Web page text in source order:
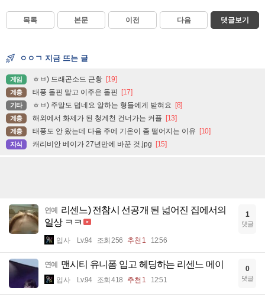
목록 본문 이전 다음 댓글보기
ㅇㅇㄱ 지금 뜨는 글
게임 ㅎㅂ) 드래곤소드 근황 [19]
계층 태풍 돌핀 말고 이주은 돌핀 [17]
기타 ㅎㅂ) 주말도 덥네요 알하는 형들에게 받혀요 [8]
계층 해외에서 화제가 된 청계천 건너가는 커플 [13]
계층 태풍도 안 왔는데 다음 주에 기온이 좀 떨어지는 이유 [10]
지식 캐리비안 베이가 27년만에 바꾼 것.jpg [15]
연예 리센느) 전참시 선공개 된 넓어진 집에서의
일상 ㅋㅋ
입사 Lv.94 조회 256 추천 1 12:56
1
댓글
연예 맨시티 유니폼 입고 헤딩하는 리센느 메이
입사 Lv.94 조회 418 추천 1 12:51
0
댓글